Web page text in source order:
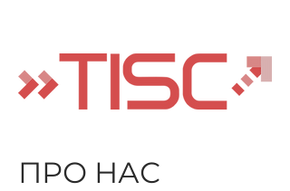
ПРО НАС